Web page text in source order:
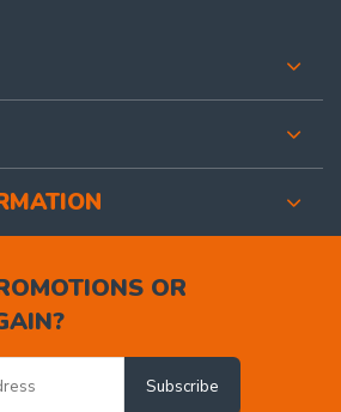
OR
Subscribe